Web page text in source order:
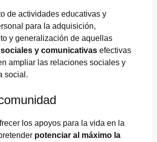
de actividades educativas y
para la adquisición,
y generalización de aquellas
y comunicativas efectivas
ampliar las relaciones sociales y
social.
los apoyos para la vida en la
potenciar al máximo la